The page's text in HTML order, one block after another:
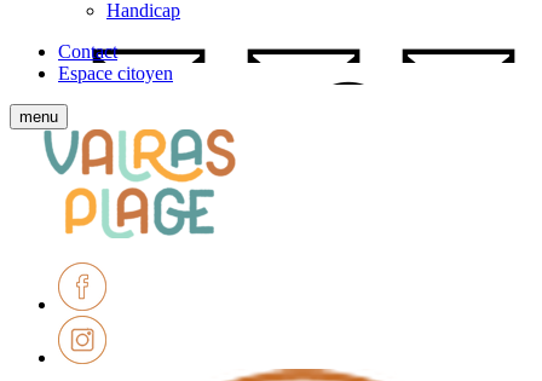
Handicap
Contact
Espace citoyen
Afficher
le
menu
mobile
menu